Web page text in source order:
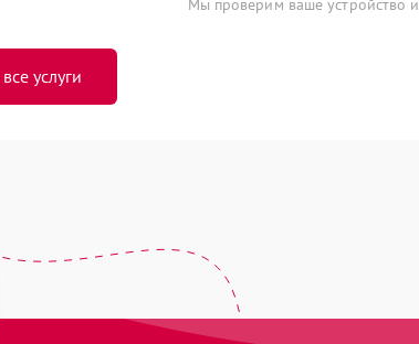
Мы проверим ваше устройство
услуги